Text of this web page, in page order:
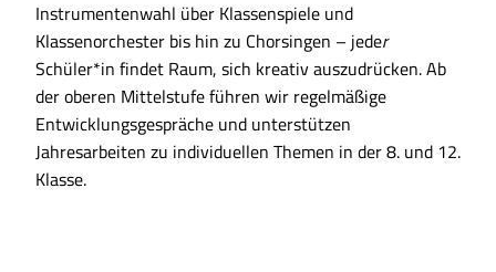
Instrumentenwahl über Klassenspiele und
Klassenorchester bis hin zu Chorsingen – jeder
Schüler*in findet Raum, sich kreativ auszudrücken. Ab
der oberen Mittelstufe führen wir regelmäßige
Entwicklungsgespräche und unterstützen
Jahresarbeiten zu individuellen Themen in der 8. und 12.
Klasse.